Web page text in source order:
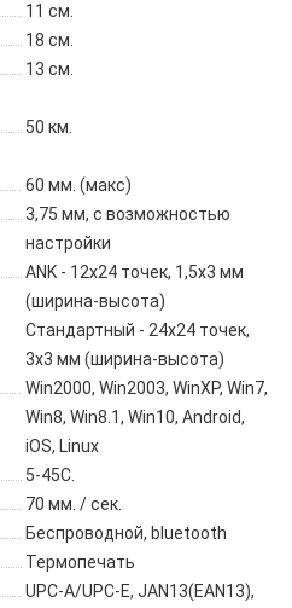
11 см.
18 см.
13 см.
50 км.
60 мм. (макс)
3,75 мм, с возможностью
настройки
ANK - 12x24 точек, 1,5x3 мм
(ширина-высота)
Стандартный - 24x24 точек,
3x3 мм (ширина-высота)
Win2000, Win2003, WinXP, Win7,
Win8, Win8.1, Win10, Android,
iOS, Linux
5-45С.
70 мм. / сек.
Беспроводной, bluetooth
Термопечать
UPC-A/UPC-E, JAN13(EAN13),